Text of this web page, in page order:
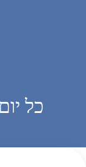
כל